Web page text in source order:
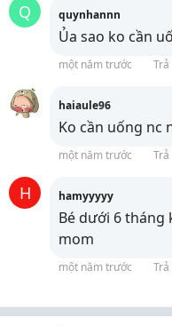
Q quynhannn
Ủa sao ko cần
một năm trước Trả
haiaule96
Ko cần uống nc
một năm trước Trả
H hamyyyyy
Bé dưới 6 tháng
mom
một năm trước Trả